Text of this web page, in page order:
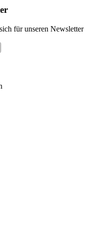
für unseren Newsletter